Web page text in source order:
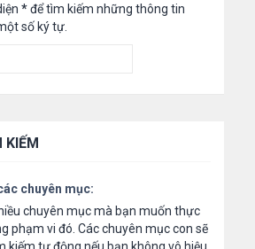
*để tìm kiếm những thông tin
số ký tự.
KIẾM
chuyên mục:
chuyên mục mà bạn muốn thực
phạm vi đó. Các chuyên mục con sẽ